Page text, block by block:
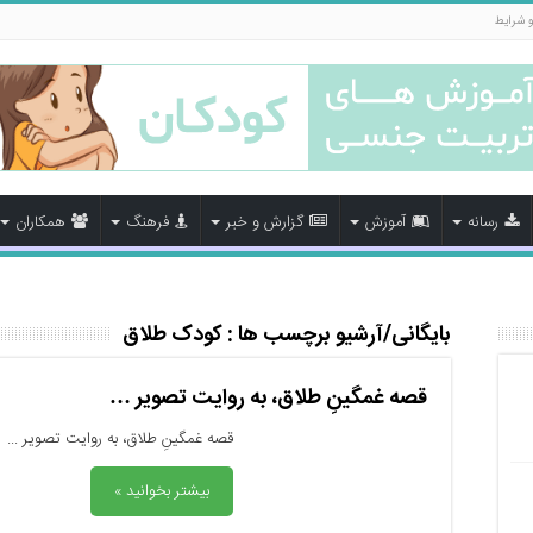
شرایط
رسانه آموزش گزارش و خبر فرهنگ همکاران
بایگانی/آرشیو برچسب ها :کودک طلاق
قصه غمگینِ طلاق، به روایت تصویر …
قصه غمگینِ طلاق، به روایت تصویر ...
بیشتر بخوانید »